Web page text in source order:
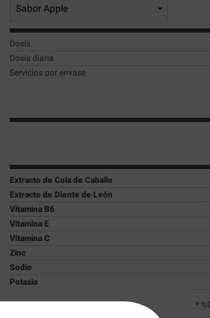
Dosis
Dosis diaria
Servicios por envase
Extracto de Cola de Caballo
Extracto de Diente de León
Vitamina B6
Vitamina E
Vitamina C
Zinc
Sodio
Potasio
*